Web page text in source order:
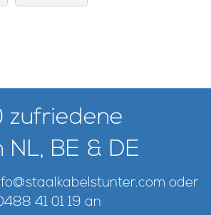
zufriedene
NL, BE & DE
oder
41 01 19 an